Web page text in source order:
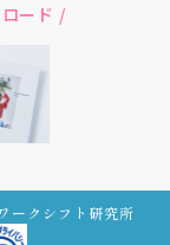
ード /
ークシフト研究所